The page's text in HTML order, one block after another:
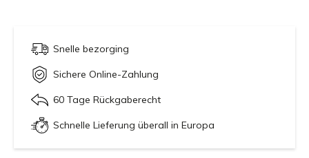
Snelle bezorging
Sichere Online-Zahlung
60 Tage Rückgaberecht
Schnelle Lieferung überall in Europa